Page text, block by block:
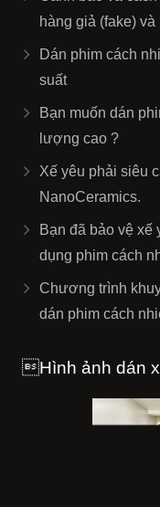
hàng giả (fake)
Dán phim cách
suất
Bạn muốn dán
lượng cao ?
Xế yêu phải siêu
NanoCeramics.
Bạn đã bảo vệ xế
dụng phim cách
Chương trình
dán phim cách
Hình ảnh dán